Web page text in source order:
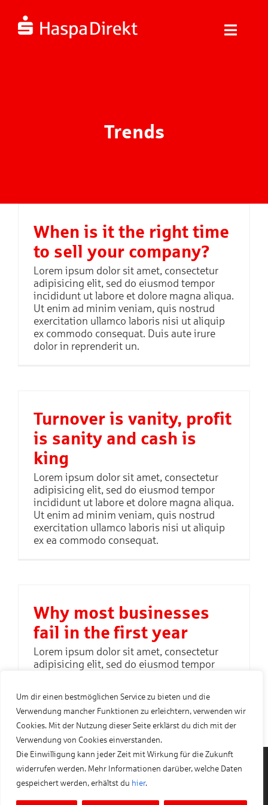
Um dir einen bestmöglichen Service zu bieten und die
Verwendung mancher Funktionen zu erleichtern, verwenden wir
Cookies. Mit der Nutzung dieser Seite erklärst du dich mit der
Verwendung von Cookies einverstanden.
Die Einwilligung kann jeder Zeit mit Wirkung für die Zukunft
widerrufen werden. Mehr Informationen darüber, welche Daten
gespeichert werden, erhältst du hier.
Inhalt
springen
Toggle
Trends
When is it the right time
to sell your company?
Lorem ipsum dolor sit amet, consectetur
adipisicing elit, sed do eiusmod tempor
incididunt ut labore et dolore magna aliqua.
Ut enim ad minim veniam, quis nostrud
exercitation ullamco laboris nisi ut aliquip
ex commodo consequat. Duis aute irure
dolor in reprenderit un.
Turnover is vanity, profit
is sanity and cash is
king
Lorem ipsum dolor sit amet, consectetur
adipisicing elit, sed do eiusmod tempor
incididunt ut labore et dolore magna aliqua.
Ut enim ad minim veniam, quis nostrud
exercitation ullamco laboris nisi ut aliquip
ex ea commodo consequat.
Why most businesses
fail in the first year
Lorem ipsum dolor sit amet, consectetur
adipisicing elit, sed do eiusmod tempor
exercitation ullamco laboris nisi ut aliquip
ex ea commodo consequat.
ImpressumIDatenschutz IMeldestelle